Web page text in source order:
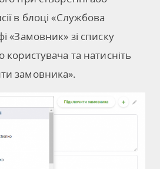
в блоці «Службова
«Замовник» зі списку
користувача та натисніть
замовника».